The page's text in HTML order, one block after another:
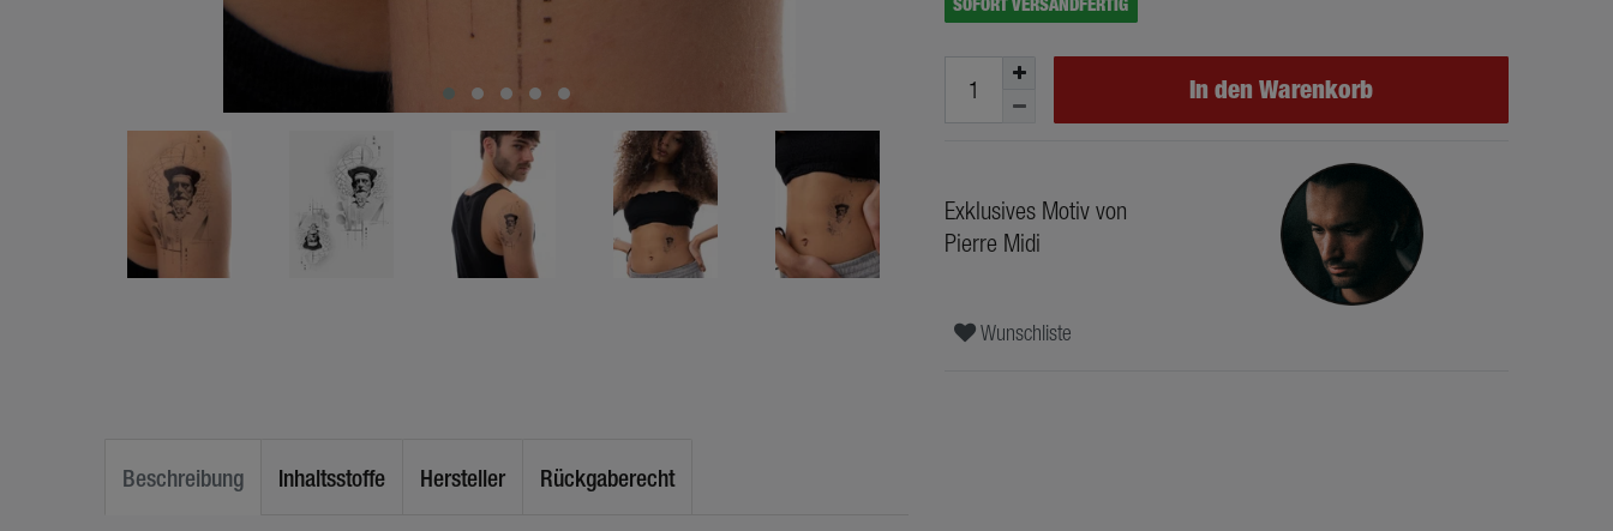
SOFORT VERSANDFERTIG
In den Warenkorb
Exklusives Motiv von
Pierre Midi
Wunschliste
Beschreibung Inhaltsstoffe Hersteller Rückgaberecht